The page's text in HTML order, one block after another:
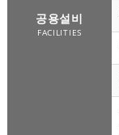
공용설비
FACILITIES